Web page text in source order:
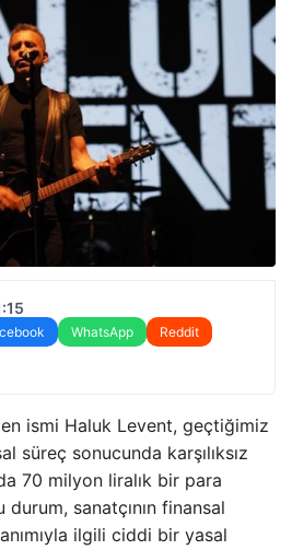
WhatsApp
Reddit
ismi Haluk Levent, geçtiğimiz
süreç sonucunda karşılıksız
70 milyon liralık bir para
durum, sanatçının finansal
ilgili ciddi bir yasal